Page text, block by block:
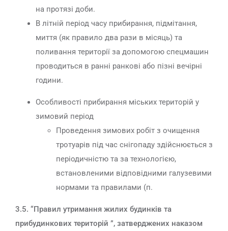
на протязі доби.
В літній період часу прибирання, підмітання,
миття (як правило два рази в місяць) та
поливання території за допомогою спецмашин
проводиться в ранні ранкові або пізні вечірні
години.
Особливості прибирання міських територій у
зимовий період
Проведення зимових робіт з очищення
тротуарів під час снігопаду здійснюється з
періодичністю та за технологією,
встановленими відповідними галузевими
нормами та правилами (п.
3.5. “Правил утримання жилих будинків та
прибудинкових територій ”, затверджених наказом